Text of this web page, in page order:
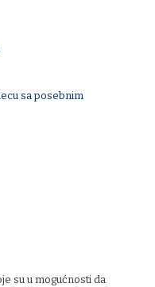
sa posebnim
su u mogućnosti da